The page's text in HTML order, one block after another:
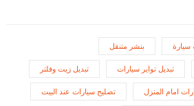
سيارة بنشر متنقل
تبديل تواير سيارات تبديل زيت وفلتر
امام المنزل تصليح سيارات عند البيت